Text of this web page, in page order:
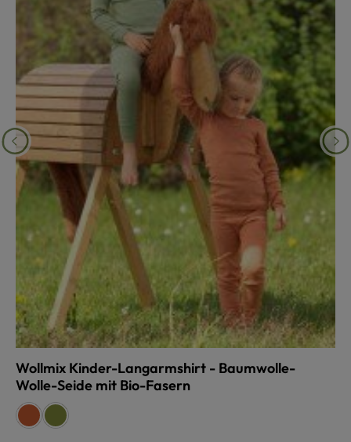
Wollmix Kinder-Langarmshirt - Baumwolle-
Wolle-Seide mit Bio-Fasern
Farbe auswählen
orangegrün